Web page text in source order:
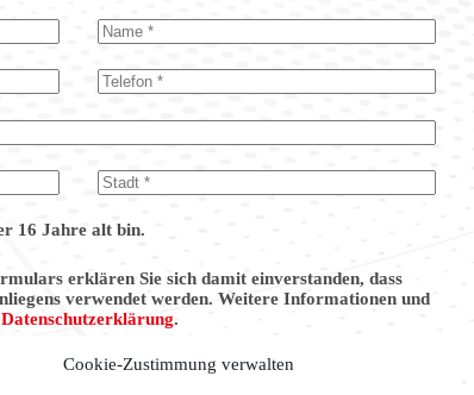
Cookie-Zustimmung verwalten
16 Jahre alt bin.
erklären Sie sich damit einverstanden, dass
verwendet werden. Weitere Informationen und
Datenschutzerklärung.